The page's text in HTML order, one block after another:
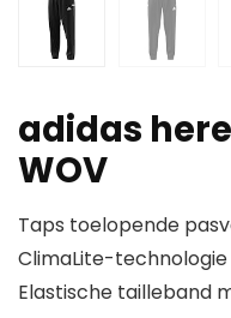
adidas
WOV
Taps toelopende
ClimaLite-
Elastische tailleband